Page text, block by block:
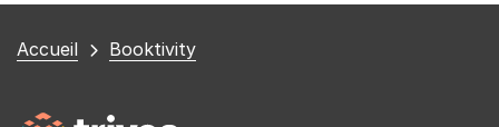
Vous
Accueil Booktivity